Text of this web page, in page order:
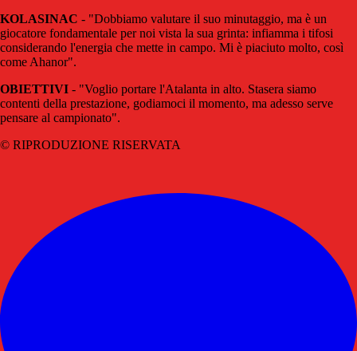
KOLASINAC - "Dobbiamo valutare il suo minutaggio, ma è un
giocatore fondamentale per noi vista la sua grinta: infiamma i tifosi
considerando l'energia che mette in campo. Mi è piaciuto molto, così
come Ahanor".
OBIETTIVI - "Voglio portare l'Atalanta in alto. Stasera siamo
contenti della prestazione, godiamoci il momento, ma adesso serve
pensare al campionato".
© RIPRODUZIONE RISERVATA